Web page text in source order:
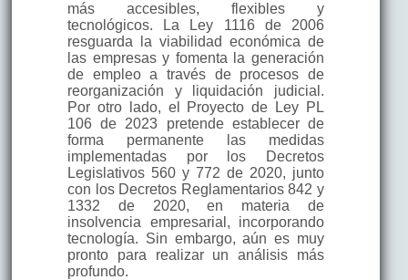
más accesibles, flexibles y
tecnológicos. La Ley 1116 de 2006
resguarda la viabilidad económica de
las empresas y fomenta la generación
de empleo a través de procesos de
reorganización y liquidación judicial.
Por otro lado, el Proyecto de Ley PL
106 de 2023 pretende establecer de
forma permanente las medidas
implementadas por los Decretos
Legislativos 560 y 772 de 2020, junto
con los Decretos Reglamentarios 842 y
1332 de 2020, en materia de
insolvencia empresarial, incorporando
tecnología. Sin embargo, aún es muy
pronto para realizar un análisis más
profundo.